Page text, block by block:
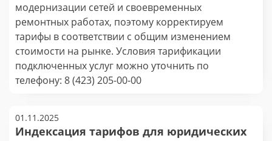
модернизации сетей и своевременных
ремонтных работах, поэтому корректируем
тарифы в соответствии с общим изменением
стоимости на рынке. Условия тарификации
подключенных услуг можно уточнить по
телефону: 8 (423) 205-00-00
01.11.2025
Индексация тарифов для юридических